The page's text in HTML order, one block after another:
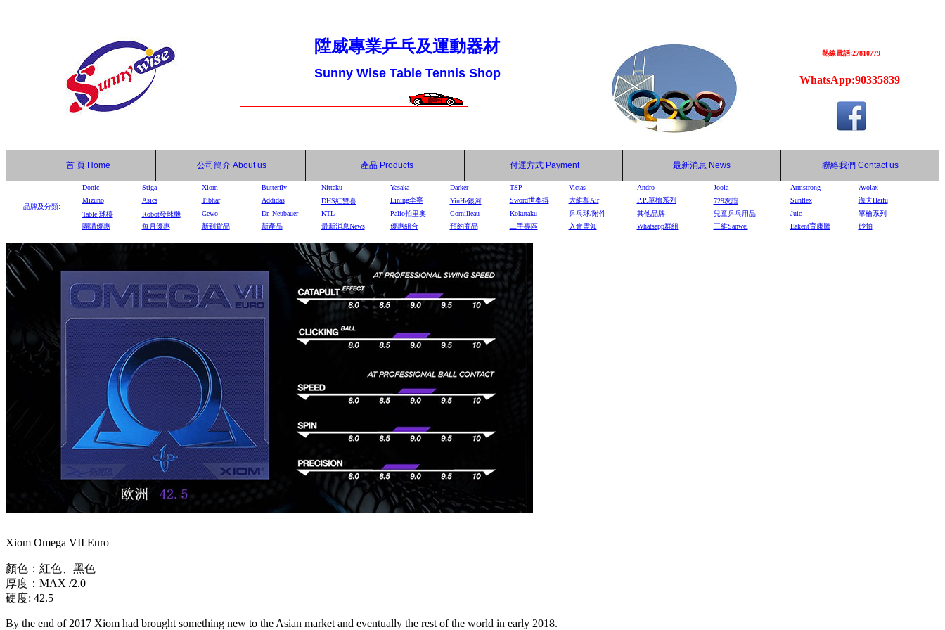
陞威專業乒乓及運動器材
Sunny Wise Table Tennis Shop
熱線電話:27810779
WhatsApp:90335839
首 頁 Home 公司簡介 About us 產品 Products 付運方式 Payment 最新消息 News 聯絡我們 Contact us
品牌及分類:
Donic Stiga Xiom Butterfly Nittaku Yasaka Darker TSP Victas Andro Joola Armstrong
Avolax
Mizuno
Asics Tibhar Addidas DHS紅雙喜 Lining李寧 YinHe銀河 Sword世奧得 大維和Air P.P.單檜系列 729友誼 Sunflex
海夫Haifu
Table 球檯 Robot發球機 Gewo Dr. Neubauer KTL Palio拍里奧 Cornilleau Kokutaku 乒乓球/附件 其他品牌 兒童乒乓用品 Juic
單檜系列
團購優惠
每月優惠 新到貨品 新產品 最新消息News 優惠組合 預約商品 二手專區 入會需知 Whatsapp群組 三維Sanwei Eakent育康騰 砂拍
Xiom Omega VII Euro
顏色：紅色、黑色
厚度：MAX /2.0
硬度: 42.5
By the end of 2017 Xiom had brought something new to the Asian market and eventually the rest of the world in early 2018.